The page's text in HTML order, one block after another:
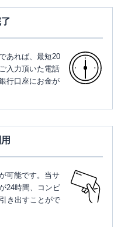
あれば、最短20
入力頂いた電話
行口座にお金が
可能です。当サ
24時間、コンビ
き出すことがで